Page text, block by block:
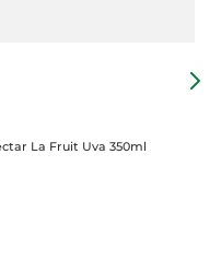
La Fruit Uva 350ml